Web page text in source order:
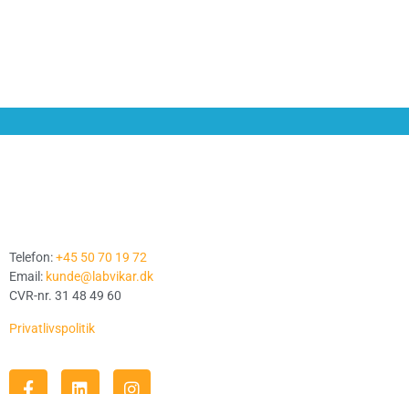
Telefon:+45 50 70 19 72
Email: kunde@labvikar.dk
CVR-nr. 31 48 49 60
Privatlivspolitik